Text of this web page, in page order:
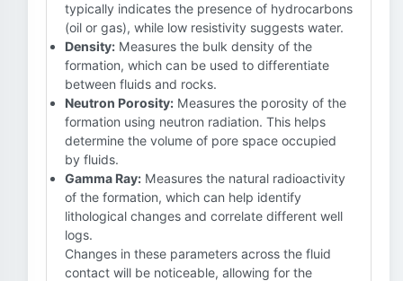
typically indicates the presence of hydrocarbons
(oil or gas), while low resistivity suggests water.
Density: Measures the bulk density of the
formation, which can be used to differentiate
between fluids and rocks.
Neutron Porosity: Measures the porosity of the
formation using neutron radiation. This helps
determine the volume of pore space occupied
by fluids.
Gamma Ray: Measures the natural radioactivity
of the formation, which can help identify
lithological changes and correlate different well
logs.
Changes in these parameters across the fluid
contact will be noticeable, allowing for the